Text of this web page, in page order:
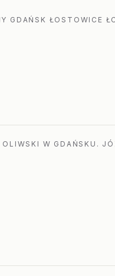
GDAŃSK ŁOSTOWICE
OLIWSKI W GDAŃSKU.